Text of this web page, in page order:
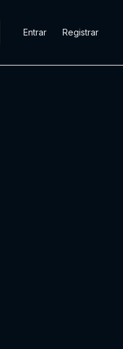
Entrar Registrar